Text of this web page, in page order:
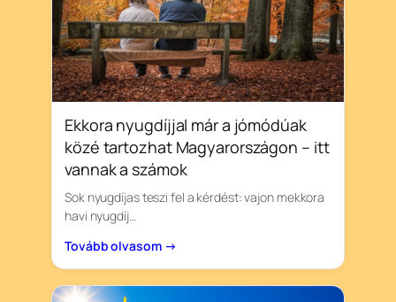
Ekkora nyugdíjjal már a jómódúak
közé tartozhat Magyarországon – itt
vannak a számok
Sok nyugdíjas teszi fel a kérdést: vajon mekkora
havi nyugdíj…
Tovább olvasom →